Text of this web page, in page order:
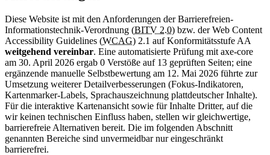
Diese Website ist mit den Anforderungen der Barrierefreien-
Informationstechnik-Verordnung (BITV 2.0) bzw. der Web Content
Accessibility Guidelines (WCAG) 2.1 auf Konformitätsstufe AA
weitgehend vereinbar. Eine automatisierte Prüfung mit axe-core
am 30. April 2026 ergab 0 Verstöße auf 13 geprüften Seiten; eine
ergänzende manuelle Selbstbewertung am 12. Mai 2026 führte zur
Umsetzung weiterer Detailverbesserungen (Fokus-Indikatoren,
Kartenmarker-Labels, Sprachauszeichnung plattdeutscher Inhalte).
Für die interaktive Kartenansicht sowie für Inhalte Dritter, auf die
wir keinen technischen Einfluss haben, stellen wir gleichwertige,
barrierefreie Alternativen bereit. Die im folgenden Abschnitt
genannten Bereiche sind unvermeidbar nur eingeschränkt
barrierefrei.